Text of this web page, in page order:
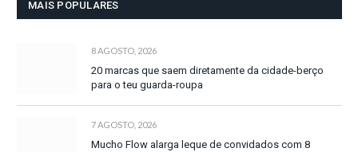
MAIS POPULARES
8 AGOSTO, 2026
20 marcas que saem diretamente da cidade-berço
para o teu guarda-roupa
7 AGOSTO, 2026
Mucho Flow alarga leque de convidados com 8